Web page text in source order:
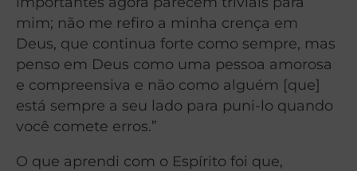
mim; não me refiro a minha crença em
Deus, que continua forte como sempre, mas
penso em Deus como uma pessoa amorosa
e compreensiva e não como alguém [que]
está sempre a seu lado para puni-lo quando
você comete erros.”
O que aprendi com o Espírito foi que,